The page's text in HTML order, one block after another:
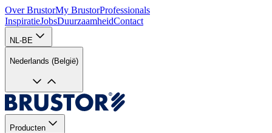
Over BrustorMy BrustorProfessionals
InspiratieJobsDuurzaamheidContact
NL-BE
Nederlands (België)
Producten